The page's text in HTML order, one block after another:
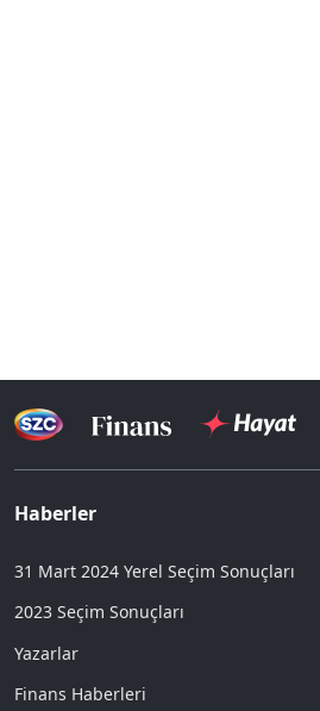
Haberler
31 Mart 2024 Yerel Seçim Sonuçları
2023 Seçim Sonuçları
Yazarlar
Finans Haberleri